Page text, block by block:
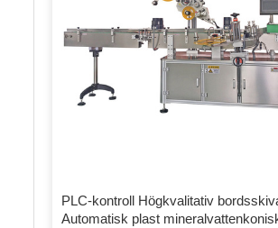
PLC-kontroll Högkvalitativ
Automatisk plast